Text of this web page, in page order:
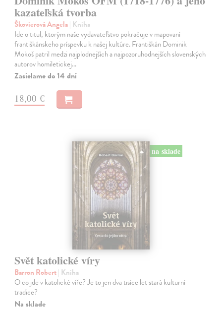
kazateľská tvorba
Škovierová Angela| Kniha
Ide o titul, ktorým naše vydavateľstvo pokračuje v mapovaní
františkánskeho príspevku k našej kultúre. Františkán Dominik
Mokoš patril medzi najplodnejších a najpozoruhodnejších slovenských
autorov homiletickej…
Zasielame do 14 dní
18,00 €
na sklade
Svět katolické víry
Barron Robert| Kniha
O co jde v katolické víře? Je to jen dva tisíce let stará kulturní
tradice?
Na sklade